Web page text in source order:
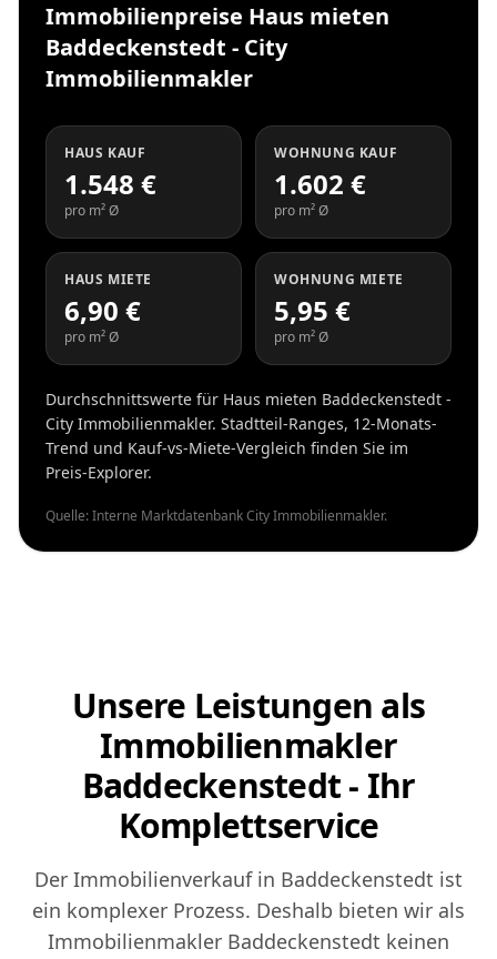
Immobilienpreise Haus mieten
Baddeckenstedt - City
Immobilienmakler
HAUS KAUF
1.548 €
pro m² Ø
WOHNUNG KAUF
1.602 €
pro m² Ø
HAUS MIETE
6,90 €
pro m² Ø
WOHNUNG MIETE
5,95 €
pro m² Ø
Durchschnittswerte für Haus mieten Baddeckenstedt -
City Immobilienmakler. Stadtteil-Ranges, 12-Monats-
Trend und Kauf-vs-Miete-Vergleich finden Sie im
Preis-Explorer.
Quelle: Interne Marktdatenbank City Immobilienmakler.
Unsere Leistungen als
Immobilienmakler
Baddeckenstedt - Ihr
Komplettservice
Der Immobilienverkauf in Baddeckenstedt ist
ein komplexer Prozess. Deshalb bieten wir als
Immobilienmakler Baddeckenstedt keinen